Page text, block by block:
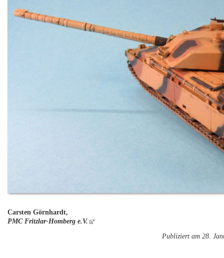
Carsten Görnhardt,
PMC Fritzlar-Homberg e.V.
Publiziert am 28.